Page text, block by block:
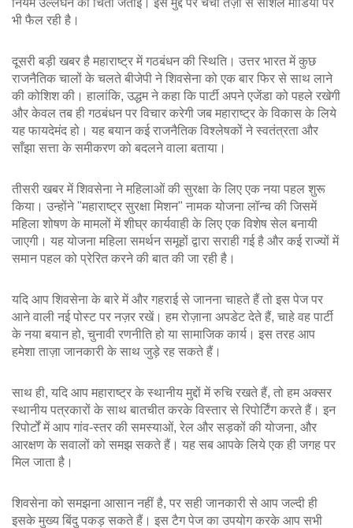
नियम उल्लंघन की चिंता जताई। इस मुद्दे पर चर्चा तेज़ी से सोशल मीडिया पर
भी फैल रही है।
दूसरी बड़ी खबर है महाराष्ट्र में गठबंधन की स्थिति। उत्तर भारत में कुछ
राजनैतिक चालों के चलते बीजेपी ने शिवसेना को एक बार फिर से साथ लाने
की कोशिश की। हालांकि, उद्धम ने कहा कि पार्टी अपने एजेंडा को पहले रखेगी
और केवल तब ही गठबंधन पर विचार करेगी जब महाराष्ट्र के विकास के लिये
यह फायदेमंद हो। यह बयान कई राजनैतिक विश्लेषकों ने स्वतंत्रता और
साँझा सत्ता के समीकरण को बदलने वाला बताया।
तीसरी खबर में शिवसेना ने महिलाओं की सुरक्षा के लिए एक नया पहल शुरू
किया। उन्होंने "महाराष्ट्र सुरक्षा मिशन" नामक योजना लॉन्च की जिसमें
महिला शोषण के मामलों में शीघ्र कार्यवाही के लिए एक विशेष सेल बनायी
जाएगी। यह योजना महिला समर्थन समूहों द्वारा सराही गई है और कई राज्यों में
समान पहल को प्रेरित करने की बात की जा रही है।
यदि आप शिवसेना के बारे में और गहराई से जानना चाहते हैं तो इस पेज पर
आने वाली नई पोस्ट पर नज़र रखें। हम रोज़ाना अपडेट देते हैं, चाहे वह पार्टी
के नया बयान हो, चुनावी रणनीति हो या सामाजिक कार्य। इस तरह आप
हमेशा ताज़ा जानकारी के साथ जुड़े रह सकते हैं।
साथ ही, यदि आप महाराष्ट्र के स्थानीय मुद्दों में रुचि रखते हैं, तो हम अक्सर
स्थानीय पत्रकारों के साथ बातचीत करके विस्तार से रिपोर्टिंग करते हैं। इन
रिपोर्टों में आप गांव‑स्तर की समस्याओं, रेल और सड़कों की योजना, और
आरक्षण के सवालों को समझ सकते हैं। यह सब आपके लिये एक ही जगह पर
मिल जाता है।
शिवसेना को समझना आसान नहीं है, पर सही जानकारी से आप जल्दी ही
इसके मुख्य बिंदु पकड़ सकते हैं। इस टैग पेज का उपयोग करके आप सभी